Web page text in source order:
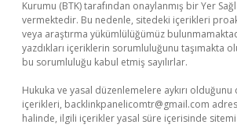
Kurumu (BTK) tarafından onaylanmış bir Yer
vermektedir. Bu nedenle, sitedeki içerikleri
veya araştırma yükümlülüğümüz
yazdıkları içeriklerin sorumluluğunu taşımakta
bu sorumluluğu kabul etmiş sayılırlar.
Hukuka ve yasal düzenlemelere aykırı
içerikleri, backlinkpanelicomtr@gmail.com
halinde, ilgili içerikler yasal süre içerisinde